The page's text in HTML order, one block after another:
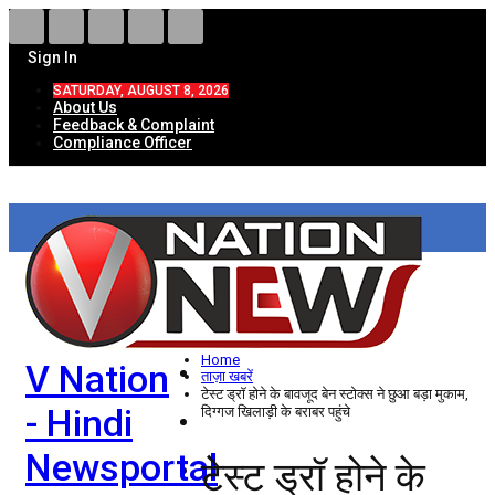
Sign In
SATURDAY, AUGUST 8, 2026
About Us
Feedback & Complaint
Compliance Officer
V Nation
- Hindi
Newsportal
HOME
ताज़ा खबरें
देश
विदेश
राज्य
उत्तर प्रदेश
Home
ताज़ा खबरें
टेस्ट ड्रॉ होने के बावजूद बेन स्टोक्स ने छुआ बड़ा मुकाम,
दिग्गज खिलाड़ी के बराबर पहुंचे
टेस्ट ड्रॉ होने के